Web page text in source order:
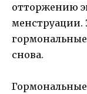
отторжению
менструации.
снова.